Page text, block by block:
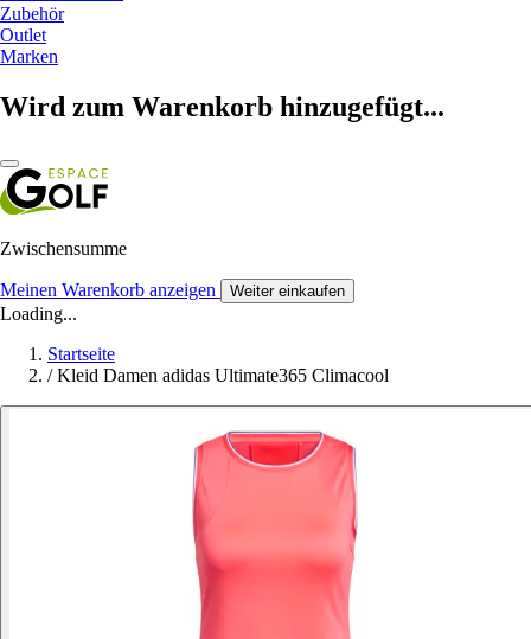
Zubehör
Outlet
Marken
Wird zum Warenkorb hinzugefügt...
Zwischensumme
Meinen Warenkorb anzeigen Weiter einkaufen
Loading...
Startseite
/ Kleid Damen adidas Ultimate365 Climacool